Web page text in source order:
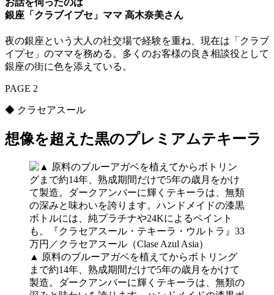
お話を伺ったのは
銀座「クラブイプセ」ママ 高木奈美さん
夜の銀座という大人の社交場で経験を重ね、現在は「クラブ
イプセ」のママを務める。多くのお客様の良き相談役として
銀座の街に色を添えている。
PAGE 2
◆ クラセアスール
想像を超えた黒のプレミアムテキーラ
▲ 原料のブルーアガベを植えてからボトリング
まで約14年、熟成期間だけで5年の歳月をかけて
製造。ダークアンバーに輝くテキーラは、無類の